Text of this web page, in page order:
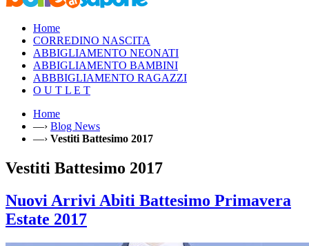
Home
CORREDINO NASCITA
ABBIGLIAMENTO NEONATI
ABBIGLIAMENTO BAMBINI
ABBBIGLIAMENTO RAGAZZI
O U T L E T
Home
—› Blog News
—› Vestiti Battesimo 2017
Vestiti Battesimo 2017
Nuovi Arrivi Abiti Battesimo Primavera
Estate 2017